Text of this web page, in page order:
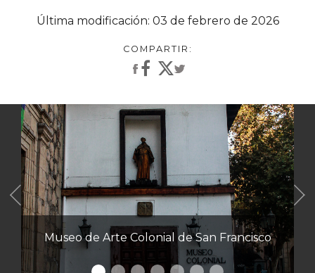
Última modificación: 03 de febrero de 2026
Museo de Arte Colonial de San Francisco
Anterior